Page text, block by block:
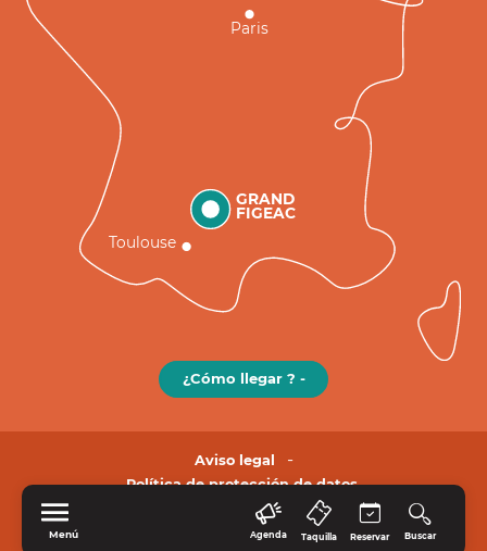
Menú Agenda Taquilla Reservar Buscar
GRAND
FIGEAC
Toulouse
Paris
¿Cómo llegar ? -
Aviso legal
Política de protección de datos.